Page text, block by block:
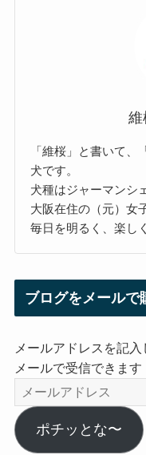
維
「維桜」と書いて、
犬です。
犬種はジャーマンシ
大阪在住の（元）女
毎日を明るく、楽し
ブログをメールで
メールアドレスを記
メールで受信できます
メ
ー
ル
ア
ポチッとな〜